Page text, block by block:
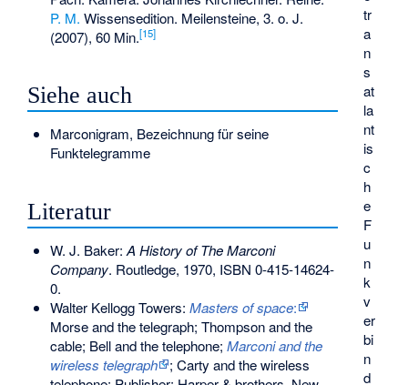
tr
a
n
s
at
la
nt
is
c
h
e
F
u
n
k
v
er
bi
n
d
P. M. Wissensedition. Meilensteine, 3. o. J.
(2007), 60 Min.[15]
Siehe auch
Marconigram, Bezeichnung für seine
Funktelegramme
Literatur
W. J. Baker: A History of The Marconi
Company. Routledge, 1970, ISBN 0-415-14624-
0.
Walter Kellogg Towers: Masters of space:
Morse and the telegraph; Thompson and the
cable; Bell and the telephone; Marconi and the
wireless telegraph
; Carty and the wireless